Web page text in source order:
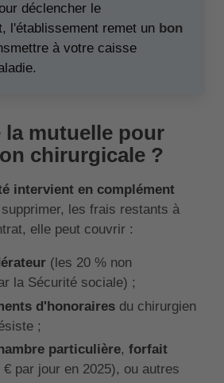
déclencher le
l'établissement remet un bon
à votre caisse
la mutuelle pour
chirurgicale ?
intervient en complément
les frais restants à
elle peut couvrir :
(les 20 % non
la Sécurité sociale) ;
d'honorairesdu chirurgien
;
particulière, forfait
par jour en 2025), ou autres